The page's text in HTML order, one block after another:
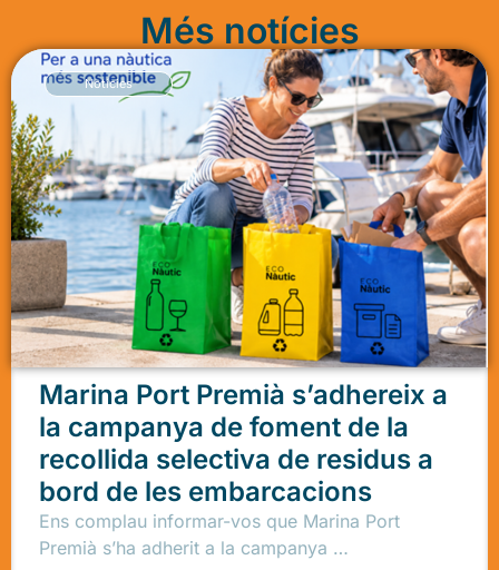
Més notícies
Notícies
Marina Port Premià s’adhereix a
la campanya de foment de la
recollida selectiva de residus a
bord de les embarcacions
Ens complau informar-vos que Marina Port
Premià s’ha adherit a la campanya …